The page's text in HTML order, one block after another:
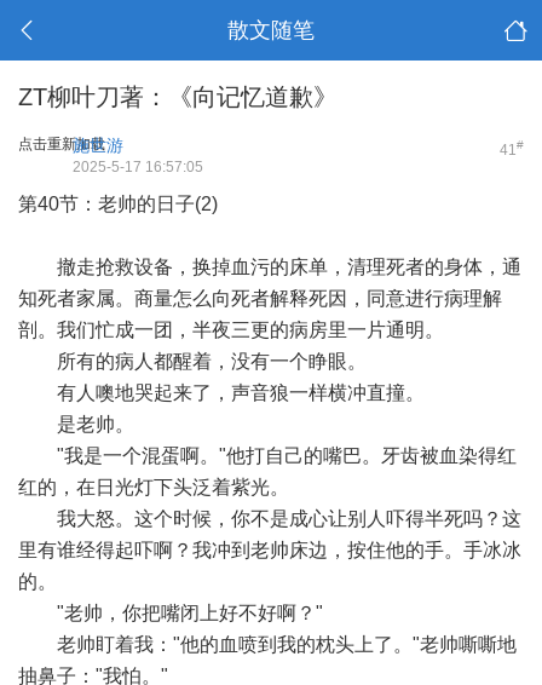
散文随笔
ZT柳叶刀著：《向记忆道歉》
点击重新加载 41#
施世游
2025-5-17 16:57:05
第40节：老帅的日子(2)
撤走抢救设备，换掉血污的床单，清理死者的身体，通
知死者家属。商量怎么向死者解释死因，同意进行病理解
剖。我们忙成一团，半夜三更的病房里一片通明。
所有的病人都醒着，没有一个睁眼。
有人噢地哭起来了，声音狼一样横冲直撞。
是老帅。
"我是一个混蛋啊。"他打自己的嘴巴。牙齿被血染得红
红的，在日光灯下头泛着紫光。
我大怒。这个时候，你不是成心让别人吓得半死吗？这
里有谁经得起吓啊？我冲到老帅床边，按住他的手。手冰冰
的。
"老帅，你把嘴闭上好不好啊？"
老帅盯着我："他的血喷到我的枕头上了。"老帅嘶嘶地
抽鼻子："我怕。"